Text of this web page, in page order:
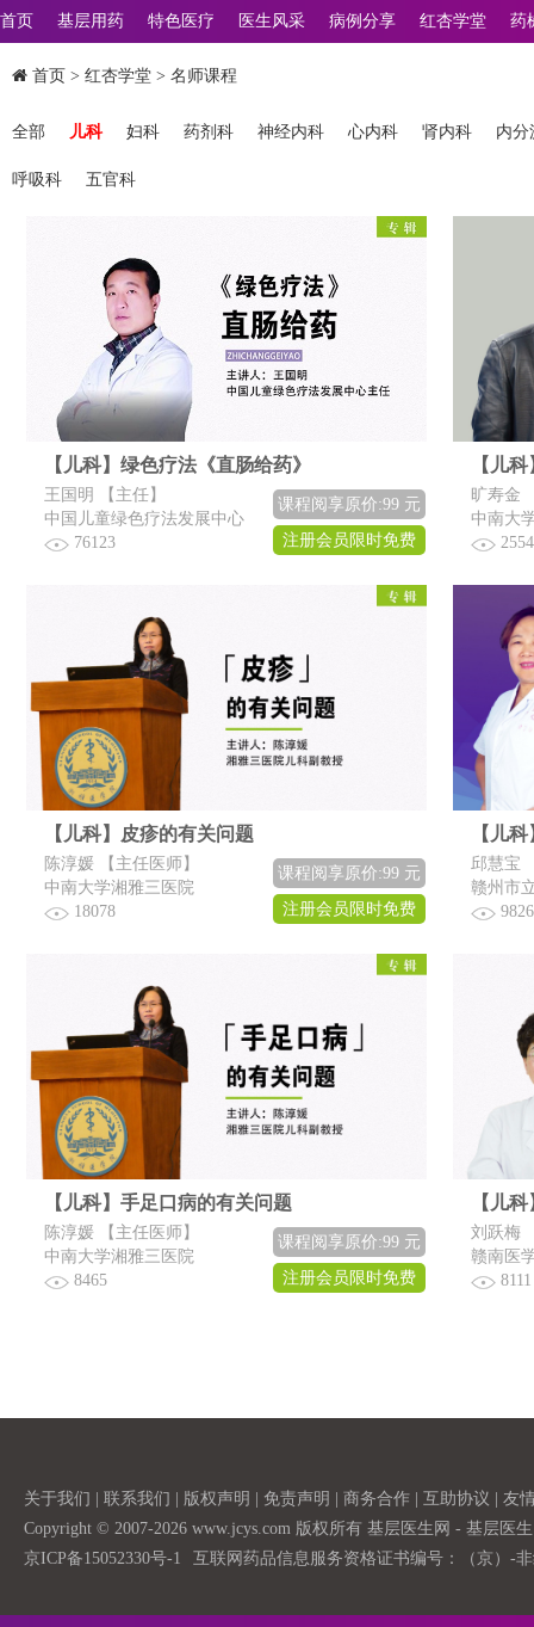
首页 基层用药 特色医疗 医生风采 病例分享 红杏学堂 药
首页 > 红杏学堂 > 名师课程
全部 儿科 妇科 药剂科 神经内科 心内科 肾内科 内分
呼吸科 五官科
【儿科】绿色疗法《直肠给药》
王国明 【主任】
中国儿童绿色疗法发展中心
76123
课程阅享原价:99 元
注册会员限时免费
【儿
旷寿金
中南大
【儿科】皮疹的有关问题
陈淳媛 【主任医师】
中南大学湘雅三医院
18078
课程阅享原价:99 元
注册会员限时免费
邱慧宝
赣州市
9826
【儿科】手足口病的有关问题
陈淳媛 【主任医师】
中南大学湘雅三医院
8465
课程阅享原价:99 元
注册会员限时免费
【儿
刘跃梅
赣南医
8111
关于我们 联系我们 版权声明 免责声明 商务合作 互助协议
友
Copyright © 2007-2026 www.jcys.com 版权所有 基层医生网 - 基层医
京ICP备15052330号-1
互联网药品信息服务资格证书编号：（京）-非